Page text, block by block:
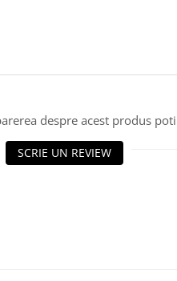
despre acest produs
SCRIE UN REVIEW